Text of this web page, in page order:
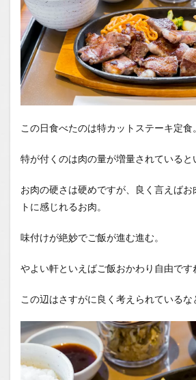
この日食べたのは特カットステーキ定食。
特が付くのは肉の量が増量されていると
お肉の硬さは硬めですが、良く言えばお
トに感じれるお肉。
味付けが絶妙でご飯が進む進む。
やよい軒といえばご飯おかわり自由です
この辺はさすがに良く考えられているな